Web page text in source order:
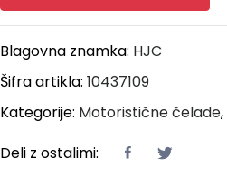
Blagovna znamka: HJC
Šifra artikla: 10437109
Kategorije: Motoristične čelade,
Deli z ostalimi: